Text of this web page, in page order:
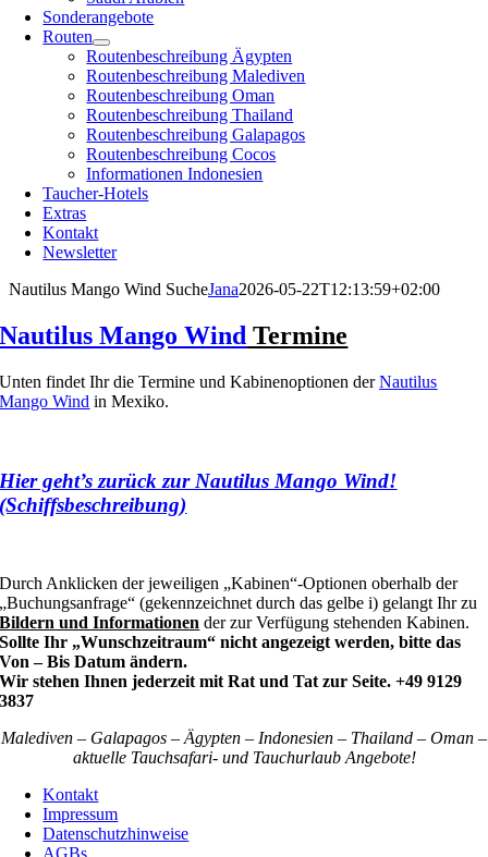
Sonderangebote
Routen
Routenbeschreibung Ägypten
Routenbeschreibung Malediven
Routenbeschreibung Oman
Routenbeschreibung Thailand
Routenbeschreibung Galapagos
Routenbeschreibung Cocos
Informationen Indonesien
Taucher-Hotels
Extras
Kontakt
Newsletter
Nautilus Mango Wind SucheJana2026-05-22T12:13:59+02:00
Nautilus Mango Wind Termine
Unten findet Ihr die Termine und Kabinenoptionen derNautilus
Mango Wind in Mexiko.
Hier geht’s zurück zur Nautilus Mango Wind!
(Schiffsbeschreibung)
Durch Anklicken der jeweiligen „Kabinen“-Optionen oberhalb der
„Buchungsanfrage“ (gekennzeichnet durch das gelbe i) gelangt Ihr zu
Bildern und Informationen der zur Verfügung stehenden Kabinen.
Sollte Ihr „Wunschzeitraum“ nicht angezeigt werden, bitte das
Von – Bis Datum ändern.
Wir stehen Ihnen jederzeit mit Rat und Tat zur Seite. +49 9129
3837
Malediven – Galapagos – Ägypten – Indonesien – Thailand – Oman –
aktuelle Tauchsafari- und Tauchurlaub Angebote!
Kontakt
Impressum
Datenschutzhinweise